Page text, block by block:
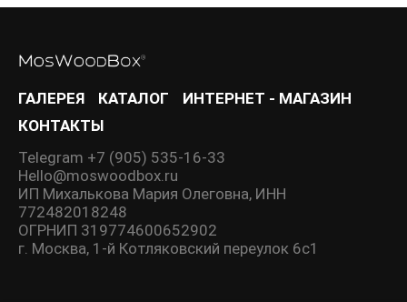
ГАЛЕРЕЯ КАТАЛОГ
ИНТЕРНЕТ - МАГАЗИН
КОНТАКТЫ
Telegram +7 (905) 535-16-33
Hello@moswoodbox.ru
ИП Михалькова Мария Олеговна, ИНН
772482018248
ОГРНИП 319774600652902
г. Москва, 1-й Котляковский переулок 6с1